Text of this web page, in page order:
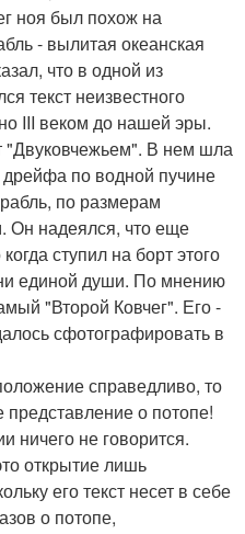
ноя был похож на
- вылитая океанская
что в одной из
текст неизвестного
III веком до нашей эры.
"Двуковчежьем". В нем шла
по водной пучине
по размерам
Он надеялся, что еще
ступил на борт этого
единой души. По мнению
"Второй Ковчег". Его -
сфотографировать в
справедливо, то
о потопе!
ничего не говорится.
открытие лишь
его текст несет в себе
о потопе,